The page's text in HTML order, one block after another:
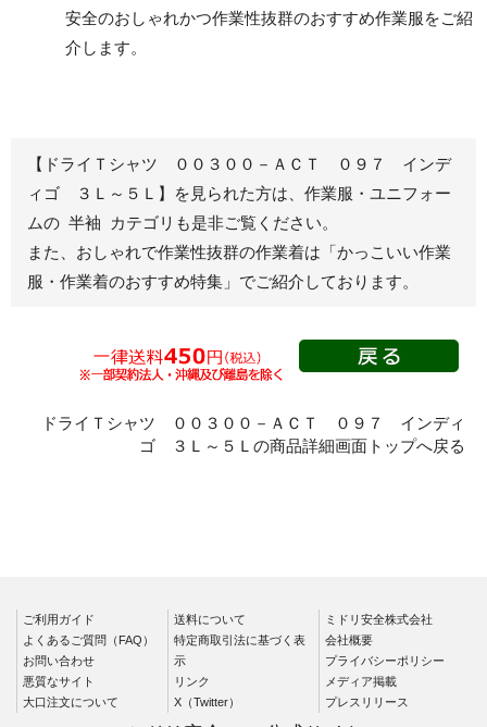
レディース作業着
ブルゾン
ジャンパー
秋冬長袖
春夏半袖
スモック
秋冬長袖
クリーンウェ
ワークパンツ
春夏
シャツ
安全のおしゃれかつ作業性抜群のおすすめ作業服をご紹
介します。
【ドライＴシャツ ００３００－ＡＣＴ ０９７ インデ
ィゴ ３Ｌ～５Ｌ】を見られた方は、作業服・ユニフォー
ムの 半袖 カテゴリも是非ご覧ください。
また、おしゃれで作業性抜群の作業着は 「かっこいい作業
服・作業着のおすすめ特集」 でご紹介しております。
ドライＴシャツ ００３００－ＡＣＴ ０９７ インディ
ゴ ３Ｌ～５Ｌの商品詳細画面トップへ戻る
ご利用ガイド
よくあるご質問（FAQ）
お問い合わせ
悪質なサイト
大口注文について
送料について
特定商取引法に基づく表
示
リンク
X（Twitter）
ミドリ安全株式会社
会社概要
プライバシーポリシー
メディア掲載
プレスリリース